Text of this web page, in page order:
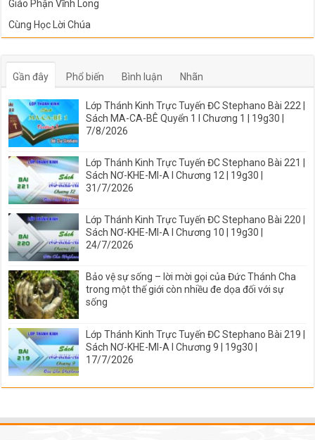
Giáo Phận Vĩnh Long
Cùng Học Lời Chúa
Gần đây Phổ biến Bình luận Nhãn
Lớp Thánh Kinh Trực Tuyến ĐC Stephano Bài 222 |
Sách MA-CA-BÊ Quyển 1 I Chương 1 | 19g30 |
7/8/2026
Lớp Thánh Kinh Trực Tuyến ĐC Stephano Bài 221 |
Sách NƠ-KHE-MI-A I Chương 12 | 19g30 |
31/7/2026
Lớp Thánh Kinh Trực Tuyến ĐC Stephano Bài 220 |
Sách NƠ-KHE-MI-A I Chương 10 | 19g30 |
24/7/2026
Bảo vệ sự sống – lời mời gọi của Đức Thánh Cha
trong một thế giới còn nhiều đe dọa đối với sự
sống
Lớp Thánh Kinh Trực Tuyến ĐC Stephano Bài 219 |
Sách NƠ-KHE-MI-A I Chương 9 | 19g30 |
17/7/2026